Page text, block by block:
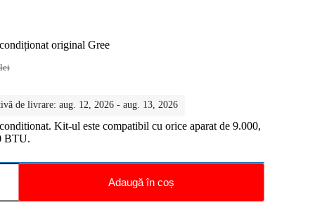
original Gree
lei
de livrare: aug. 12, 2026 - aug. 13, 2026
Kit-ul este compatibil cu orice aparat de 9.000,
BTU.
Adaugă în coș